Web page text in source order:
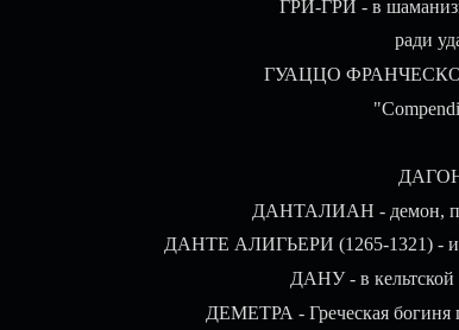
ГРИ-ГРИ - в
ради
ГУАЦЦО ФРАНЧЕСКО-
ДАГОН
ДАНТАЛИАН - демон,
ДАНТЕ АЛИГЬЕРИ (1265-1321) -
ДАНУ - в кельтской
ДЕМЕТРА - Греческая богиня